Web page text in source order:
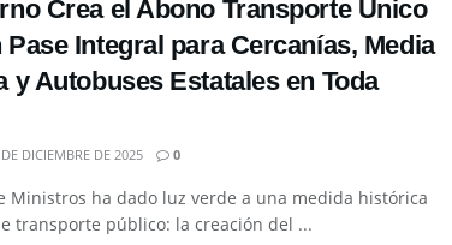
Crea el Abono Transporte Único
Pase Integral para Cercanías, Media
y Autobuses Estatales en Toda
DICIEMBRE DE 2025 0
Ministros ha dado luz verde a una medida histórica
transporte público: la creación del ...